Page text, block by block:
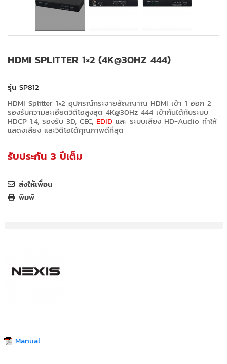
HDMI SPLITTER 1×2 (4K@30HZ 444)
รุ่น SP812
HDMI Splitter 1×2 อุปกรณ์กระจายสัญญาณ HDMI เข้า 1 ออก 2
รองรับความละเอียดวิดีโอสูงสุด 4K@30Hz 444 เข้ากันได้กับระบบ
HDCP 1.4, รองรับ 3D, CEC, EDID และ ระบบเสียง HD-Audio ทำให้
แสดงเสียง และวิดีโอได้คุณภาพดีที่สุด
รับประกัน 3 ปีเต็ม
ส่งให้เพื่อน
พิมพ์
Manual